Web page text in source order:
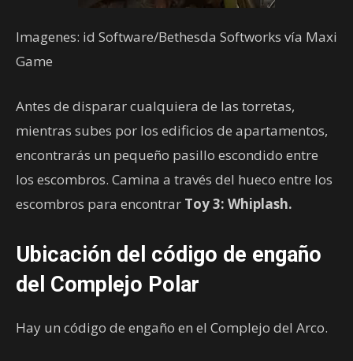
Imagenes: id Software/Bethesda Softworks vía Maxi
Game
Antes de disparar cualquiera de las torretas,
mientras subes por los edificios de apartamentos,
encontrarás un pequeño pasillo escondido entre
los escombros. Camina a través del hueco entre los
escombros para encontrar Toy 3: Whiplash.
Ubicación del código de engaño
del Complejo Polar
Hay un código de engaño en el Complejo del Arco.